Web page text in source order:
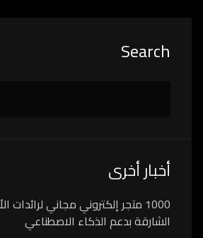
Search
أخبار أخرى
1000 متجر إلكتروني مجاني
الشارقة بدعم الذكاء الاصطناعي